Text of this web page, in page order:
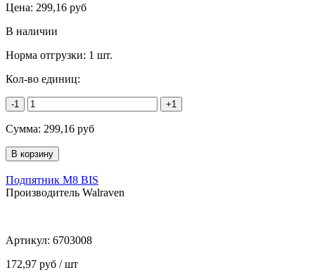
Цена: 299,16 руб
В наличии
Норма отгрузки: 1 шт.
Кол-во единиц:
-1 +1
Сумма: 299,16 руб
Подпятник M8 BIS
Производитель Walraven
Артикул: 6703008
172,97 руб / шт